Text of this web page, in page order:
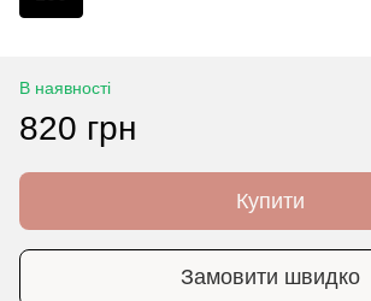
В наявності
820 грн
Купити
Замовити швидко